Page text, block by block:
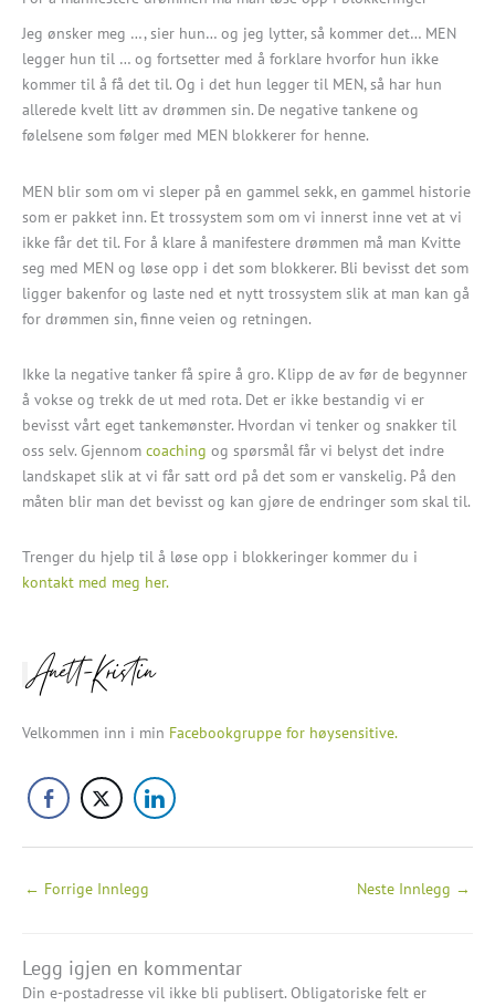
Jeg ønsker meg …, sier hun… og jeg lytter, så kommer det… MEN
legger hun til … og fortsetter med å forklare hvorfor hun ikke
kommer til å få det til. Og i det hun legger til MEN, så har hun
allerede kvelt litt av drømmen sin. De negative tankene og
følelsene som følger med MEN blokkerer for henne.
MEN blir som om vi sleper på en gammel sekk, en gammel historie
som er pakket inn. Et trossystem som om vi innerst inne vet at vi
ikke får det til. For å klare å manifestere drømmen må man Kvitte
seg med MEN og løse opp i det som blokkerer. Bli bevisst det som
ligger bakenfor og laste ned et nytt trossystem slik at man kan gå
for drømmen sin, finne veien og retningen.
Ikke la negative tanker få spire å gro. Klipp de av før de begynner
å vokse og trekk de ut med rota. Det er ikke bestandig vi er
bevisst vårt eget tankemønster. Hvordan vi tenker og snakker til
oss selv. Gjennom coaching og spørsmål får vi belyst det indre
landskapet slik at vi får satt ord på det som er vanskelig. På den
måten blir man det bevisst og kan gjøre de endringer som skal til.
Trenger du hjelp til å løse opp i blokkeringer kommer du i
kontakt med meg her.
Anett-Kristin
Velkommen inn i min Facebookgruppe for høysensitive.
← Forrige Innlegg Neste Innlegg →
Legg igjen en kommentar
Din e-postadresse vil ikke bli publisert. Obligatoriske felt er